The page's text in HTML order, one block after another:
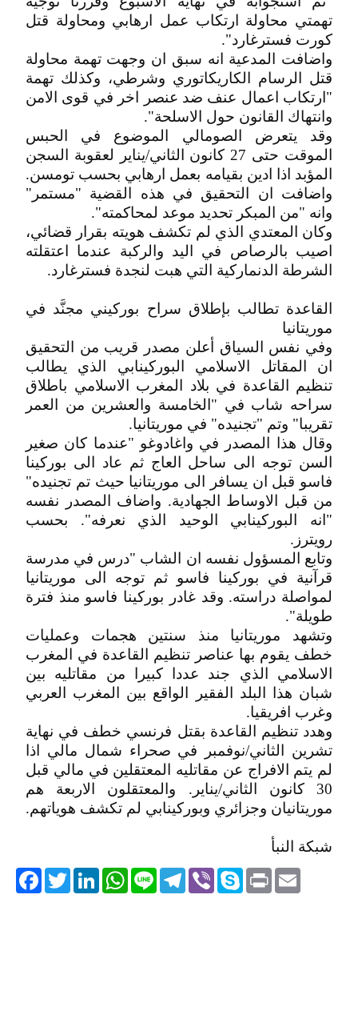
تهمتي محاولة ارتكاب عمل ارهابي ومحاولة قتل
كورت فسترغارد".
واضافت المدعية انه سبق ان وجهت تهمة محاولة
قتل الرسام الكاريكاتوري وشرطي، وكذلك تهمة
"ارتكاب اعمال عنف ضد عنصر اخر في قوى الامن
وانتهاك القانون حول الاسلحة".
وقد يتعرض الصومالي الموضوع في الحبس
الموقت حتى 27 كانون الثاني/يناير لعقوبة السجن
المؤبد اذا ادين بقيامه بعمل ارهابي بحسب تومسن.
واضافت ان التحقيق في هذه القضية "مستمر"
وانه "من المبكر تحديد موعد لمحاكمته".
وكان المعتدي الذي لم تكشف هويته بقرار قضائي،
اصيب بالرصاص في اليد والركبة عندما اعتقلته
الشرطة الدنماركية التي هبت لنجدة فسترغارد.
القاعدة تطالب بإطلاق سراح بوركيني مجنَّد في
موريتانيا
وفي نفس السياق أعلن مصدر قريب من التحقيق
ان المقاتل الاسلامي البوركينابي الذي يطالب
تنظيم القاعدة في بلاد المغرب الاسلامي باطلاق
سراحه شاب في "الخامسة والعشرين من العمر
تقريبا" وتم "تجنيده" في موريتانيا.
وقال هذا المصدر في واغادوغو "عندما كان صغير
السن توجه الى ساحل العاج ثم عاد الى بوركينا
فاسو قبل ان يسافر الى موريتانيا حيث تم تجنيده"
من قبل الاوساط الجهادية. واضاف المصدر نفسه
"انه البوركينابي الوحيد الذي نعرفه". بحسب
رويترز.
وتابع المسؤول نفسه ان الشاب "درس في مدرسة
قرآنية في بوركينا فاسو ثم توجه الى موريتانيا
لمواصلة دراسته. وقد غادر بوركينا فاسو منذ فترة
طويلة".
وتشهد موريتانيا منذ سنتين هجمات وعمليات
خطف يقوم بها عناصر تنظيم القاعدة في المغرب
الاسلامي الذي جند عددا كبيرا من مقاتليه بين
شبان هذا البلد الفقير الواقع بين المغرب العربي
وغرب افريقيا.
وهدد تنظيم القاعدة بقتل فرنسي خطف في نهاية
تشرين الثاني/نوفمبر في صحراء شمال مالي اذا
لم يتم الافراج عن مقاتليه المعتقلين في مالي قبل
30 كانون الثاني/يناير. والمعتقلون الاربعة هم
موريتانيان وجزائري وبوركينابي لم تكشف هوياتهم.
شبكة النبأ
TwitterLinkedIn
WhatsApp Line
Telegram ViberSkype PrintEmail